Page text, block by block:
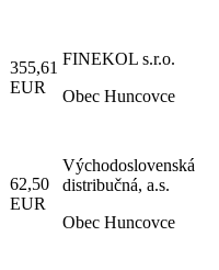
355,61
EUR
FINEKOL s.r.o.
Obec Huncovce
62,50
EUR
Východoslovenská
distribučná, a.s.
Obec Huncovce